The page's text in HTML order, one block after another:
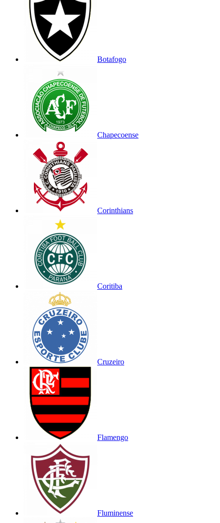
Botafogo
Chapecoense
Corinthians
Coritiba
Cruzeiro
Flamengo
Fluminense